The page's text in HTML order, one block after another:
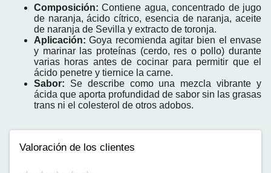
Composición: Contiene agua, concentrado de jugo
de naranja, ácido cítrico, esencia de naranja, aceite
de naranja de Sevilla y extracto de toronja.
Aplicación: Goya recomienda agitar bien el envase
y marinar las proteínas (cerdo, res o pollo) durante
varias horas antes de cocinar para permitir que el
ácido penetre y tiernice la carne.
Sabor: Se describe como una mezcla vibrante y
ácida que aporta profundidad de sabor sin las grasas
trans ni el colesterol de otros adobos.
Valoración de los clientes